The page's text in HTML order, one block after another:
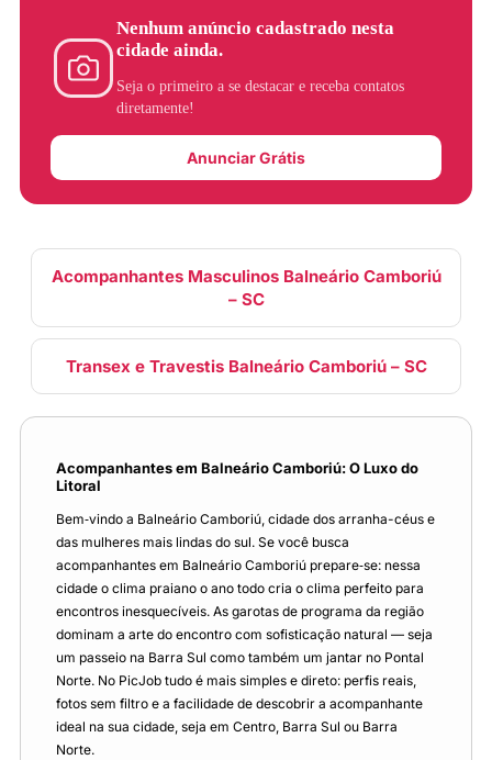
Nenhum anúncio cadastrado nesta
cidade ainda.
Seja o primeiro a se destacar e receba contatos
diretamente!
Anunciar Grátis
Acompanhantes Masculinos Balneário Camboriú
– SC
Transex e Travestis Balneário Camboriú – SC
Acompanhantes em Balneário Camboriú: O Luxo do
Litoral
Bem‑vindo a Balneário Camboriú, cidade dos arranha-céus e
das mulheres mais lindas do sul. Se você busca
acompanhantes em Balneário Camboriú prepare‑se: nessa
cidade o clima praiano o ano todo cria o clima perfeito para
encontros inesquecíveis. As garotas de programa da região
dominam a arte do encontro com sofisticação natural — seja
um passeio na Barra Sul como também um jantar no Pontal
Norte. No PicJob tudo é mais simples e direto: perfis reais,
fotos sem filtro e a facilidade de descobrir a acompanhante
ideal na sua cidade, seja em Centro, Barra Sul ou Barra
Norte.